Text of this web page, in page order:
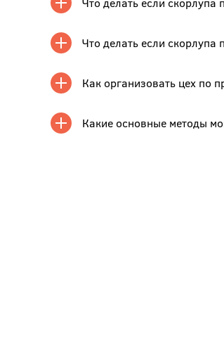
Что делать если скорлупа
Как организовать цех по
Какие основные методы